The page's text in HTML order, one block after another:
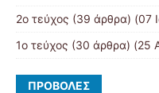
2ο τεύχος (39 άρθρα) (07
1ο τεύχος (30 άρθρα) (25
ΠΡΟΒΟΛΈΣ